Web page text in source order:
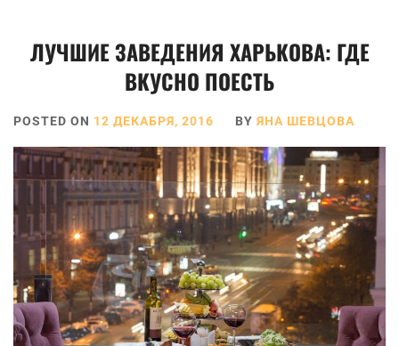
ЛУЧШИЕ ЗАВЕДЕНИЯ ХАРЬКОВА: ГДЕ
ВКУСНО ПОЕСТЬ
POSTED ON 12 ДЕКАБРЯ, 2016 BY ЯНА ШЕВЦОВА